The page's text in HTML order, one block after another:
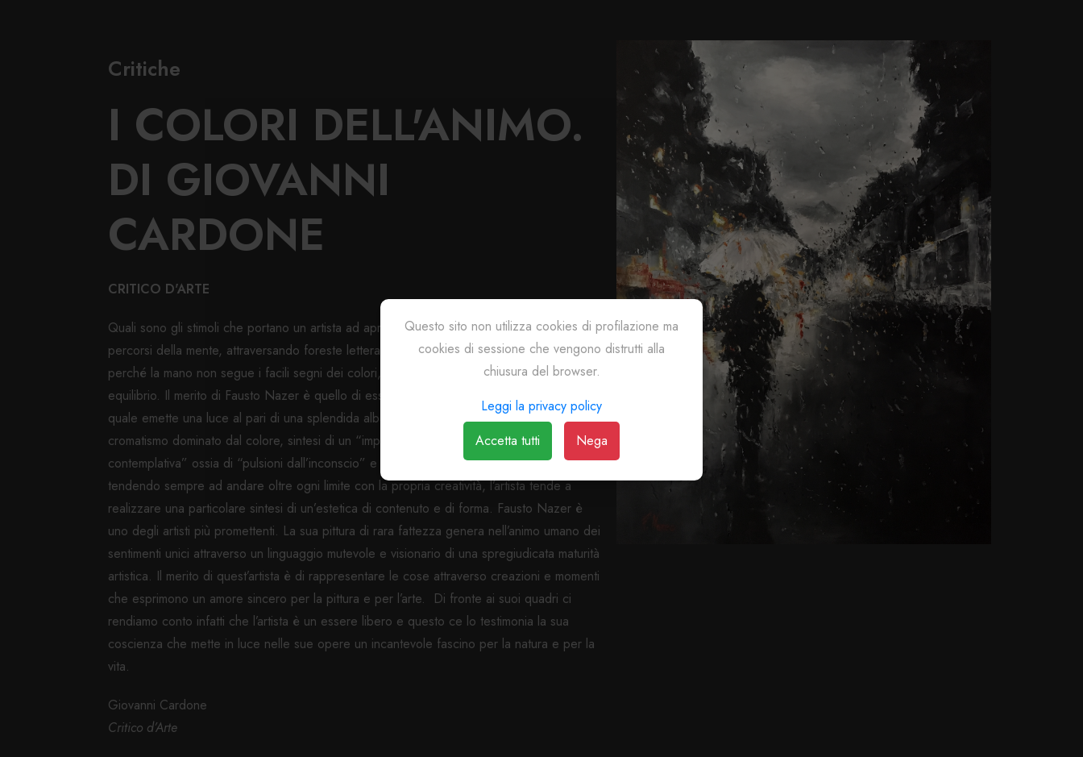
Critiche
I COLORI DELL'ANIMO.
DI GIOVANNI
CARDONE
CRITICO D'ARTE
Quali sono gli stimoli che portano un artista ad aprire una porta verso l’ignoto, quali i
percorsi della mente, attraversando foreste letterarie fitte di ombre e ingannevoli precipizi,
perché la mano non segue i facili segni dei colori, rifugiandosi in altre oasi e con misurato
equilibrio. Il merito di Fausto Nazer è quello di essere all’altezza di una pittura unica, la
quale emette una luce al pari di una splendida alba interpretativa il significato intimo di un
cromatismo dominato dal colore, sintesi di un “impeto passionale” e una “calma
contemplativa” ossia di “pulsioni dall’inconscio” e un “bisogno di trascendenza”. Orbene,
tendendo sempre ad andare oltre ogni limite con la propria creatività, l’artista tende a
realizzare una particolare sintesi di un’estetica di contenuto e di forma. Fausto Nazer è
uno degli artisti più promettenti. La sua pittura di rara fattezza genera nell’animo umano dei
sentimenti unici attraverso un linguaggio mutevole e visionario di una spregiudicata maturità
artistica. Il merito di quest’artista è di rappresentare le cose attraverso creazioni e momenti
che esprimono un amore sincero per la pittura e per l’arte. Di fronte ai suoi quadri ci
rendiamo conto infatti che l’artista è un essere libero e questo ce lo testimonia la sua
coscienza che mette in luce nelle sue opere un incantevole fascino per la natura e per la
vita.
Giovanni Cardone
Critico d’Arte
Questo sito non utilizza cookies di profilazione ma
cookies di sessione che vengono distrutti alla
chiusura del browser.
Leggi la privacy policy
Accetta tutti
Nega